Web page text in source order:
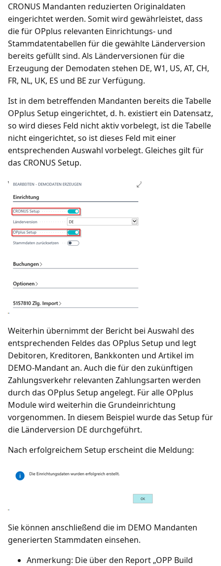
CRONUS Mandanten reduzierten Originaldaten
eingerichtet werden. Somit wird gewährleistet, dass
die für OPplus relevanten Einrichtungs- und
Stammdatentabellen für die gewählte Länderversion
bereits gefüllt sind. Als Länderversionen für die
Erzeugung der Demodaten stehen DE, W1, US, AT, CH,
FR, NL, UK, ES und BE zur Verfügung.
Ist in dem betreffenden Mandanten bereits die Tabelle
OPplus Setup eingerichtet, d. h. existiert ein Datensatz,
so wird dieses Feld nicht aktiv vorbelegt, ist die Tabelle
nicht eingerichtet, so ist dieses Feld mit einer
entsprechenden Auswahl vorbelegt. Gleiches gilt für
das CRONUS Setup.
Weiterhin übernimmt der Bericht bei Auswahl des
entsprechenden Feldes das OPplus Setup und legt
Debitoren, Kreditoren, Bankkonten und Artikel im
DEMO-Mandant an. Auch die für den zukünftigen
Zahlungsverkehr relevanten Zahlungsarten werden
durch das OPplus Setup angelegt. Für alle OPplus
Module wird weiterhin die Grundeinrichtung
vorgenommen. In diesem Beispiel wurde das Setup für
die Länderversion DE durchgeführt.
Nach erfolgreichem Setup erscheint die Meldung:
Sie können anschließend die im DEMO Mandanten
generierten Stammdaten einsehen.
Anmerkung: Die über den Report „OPP Build